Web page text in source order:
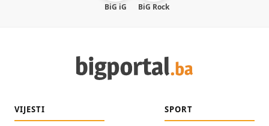
BiG iG BiG Rock
VIJESTI SPORT